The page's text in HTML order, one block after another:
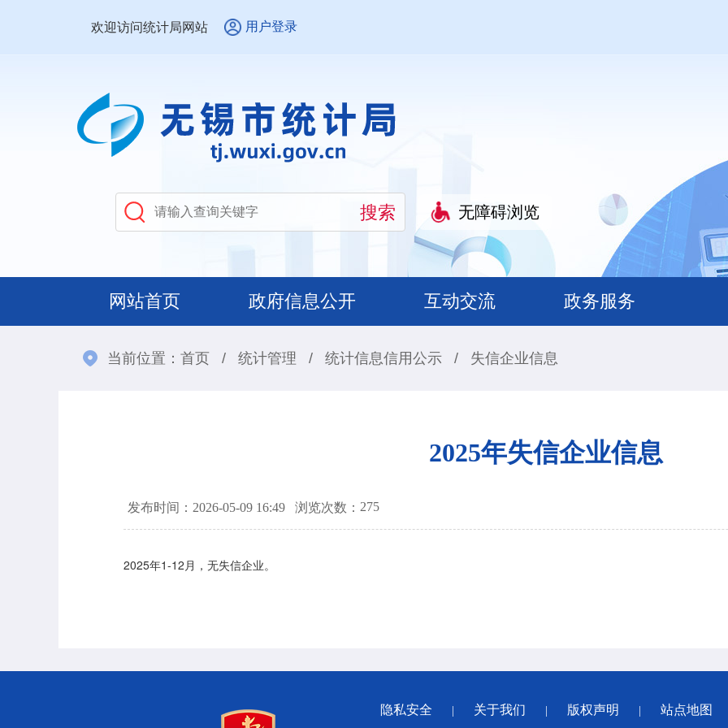
欢迎访问统计局网站 用户登录
无障碍浏览
网站首页 政府信息公开 互动交流 政务服务
当前位置： 首页 / 统计管理 / 统计信息信用公示 / 失信企业信息
2025年失信企业信息
发布时间：2026-05-09 16:49 浏览次数： 275
2025年1-12月，无失信企业。
隐私安全 关于我们 版权声明 站点地图